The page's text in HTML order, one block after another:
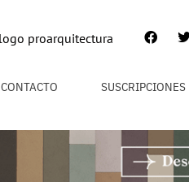
CONTACTO SUSCRIPCIONES